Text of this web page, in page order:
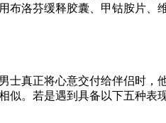
布洛芬缓释胶囊、甲钴胺片、
士真正将心意交付给伴侣时，
似。若是遇到具备以下五种表